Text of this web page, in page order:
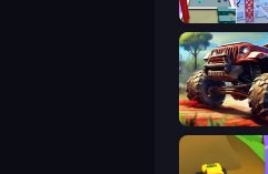
Flipped
Offroad